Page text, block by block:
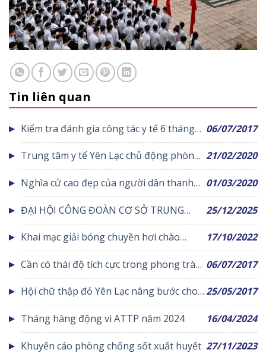
Tin liên quan
Kiểm tra đánh gia công tác y tế 6 tháng
đầu năm 2017
06/07/2017
Trung tâm y tế Yên Lạc chủ động phòng
chống dịch bệnh viêm đường hô hấp cấp
do chủng mới của vi rút Corona
21/02/2020
Nghĩa cử cao đẹp của người dân thanh
hóa hướng về những chiến sỹ thầm lặng
trên mặt trận đấu tranh phòng chống
dịch bệnh Corona
01/03/2020
ĐẠI HỘI CÔNG ĐOÀN CƠ SỞ TRUNG
TÂM Y TẾ KHU VỰC YÊN LẠC NHIỆM KỲ
2025 – 2030: ĐOÀN KẾT – DÂN CHỦ – KỶ
CƯƠNG – ĐỔI MỚI – PHÁT TRIỂN
25/12/2025
Khai mạc giải bóng chuyền hơi chào
mừng ngày phụ nữ Việt Nam 20/10
17/10/2022
Cần có thái độ tích cực trong phong trào
Vệ sinh yêu nước nâng cao sức khỏe
nhân dân
06/07/2017
Hội chữ thập đỏ Yên Lạc nâng bước cho
trẻ em khuyết tật
25/05/2017
Tháng hàng động vì ATTP năm 2024 16/04/2024
Khuyến cáo phòng chống sốt xuất huyết 27/11/2023